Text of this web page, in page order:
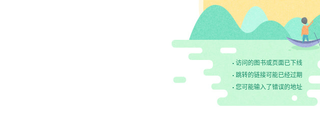
访问的图书或页面已下线
跳转的链接可能已经过期
您可能输入了错误的地址